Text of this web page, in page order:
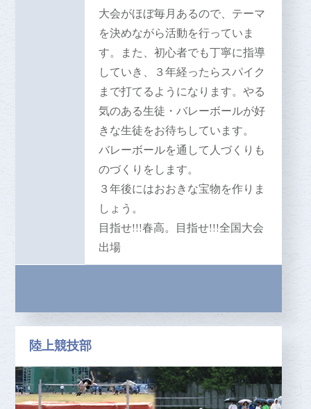
大会がほぼ毎月あるので、テーマ
を決めながら活動を行っていま
す。また、初心者でも丁寧に指導
していき、３年経ったらスパイク
まで打てるようになります。やる
気のある生徒・バレーボールが好
きな生徒をお待ちしています。
バレーボールを通して人づくりも
のづくりをします。
３年後にはおおきな宝物を作りま
しょう。
目指せ!!!春高。目指せ!!!全国大会
出場
陸上競技部